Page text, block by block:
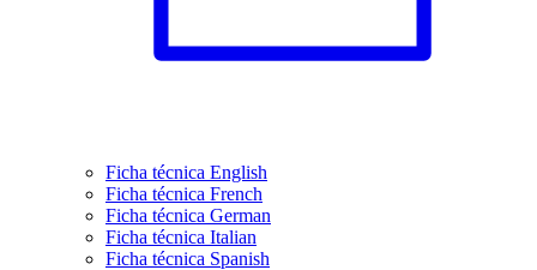
Ficha técnica English
Ficha técnica French
Ficha técnica German
Ficha técnica Italian
Ficha técnica Spanish